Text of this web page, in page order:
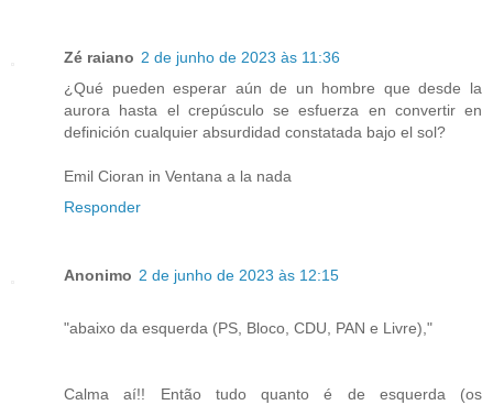
Zé raiano 2 de junho de 2023 às 11:36
¿Qué pueden esperar aún de un hombre que desde la
aurora hasta el crepúsculo se esfuerza en convertir en
definición cualquier absurdidad constatada bajo el sol?
Emil Cioran in Ventana a la nada
Responder
Anonimo 2 de junho de 2023 às 12:15
"abaixo da esquerda (PS, Bloco, CDU, PAN e Livre),"
Calma aí!! Então tudo quanto é de esquerda (os